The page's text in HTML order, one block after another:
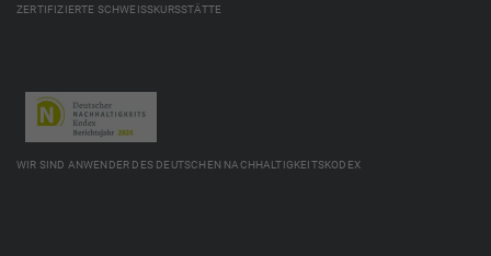
ZERTIFIZIERTE SCHWEISSKURSSTÄTTE
WIR SIND ANWENDER DES DEUTSCHEN NACHHALTIGKEITSKODEX